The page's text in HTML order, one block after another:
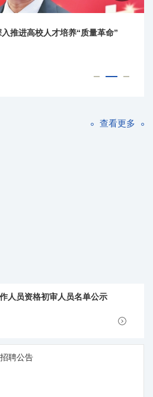
查看更多
人员资格初审人员名单公示
聘公告
：向更深处掘进 努力为国家做点事